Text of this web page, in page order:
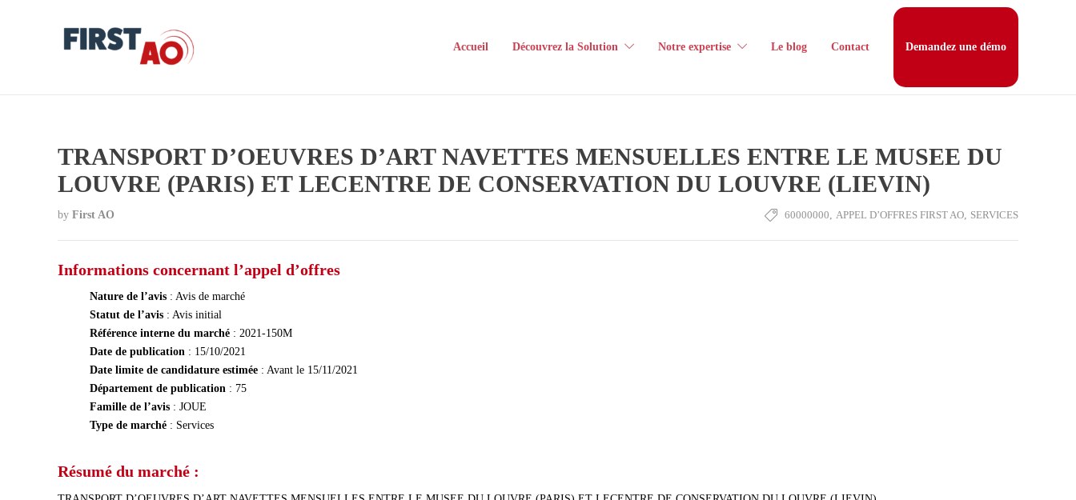
Accueil Découvrez la Solution Notre expertise Le blog Contact Demandez une démo
TRANSPORT D’OEUVRES D’ART NAVETTES MENSUELLES ENTRE LE MUSEE DU
LOUVRE (PARIS) ET LECENTRE DE CONSERVATION DU LOUVRE (LIEVIN)
by First AO 60000000, APPEL D’OFFRES FIRST AO, SERVICES
Informations concernant l’appel d’offres
Nature de l’avis : Avis de marché
Statut de l’avis : Avis initial
Référence interne du marché : 2021-150M
Date de publication : 15/10/2021
Date limite de candidature estimée : Avant le 15/11/2021
Département de publication : 75
Famille de l’avis : JOUE
Type de marché : Services
Résumé du marché :